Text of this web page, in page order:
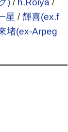
)/ h.Roiya /
星 /輝喜(ex.f
堵(ex-Arpeg